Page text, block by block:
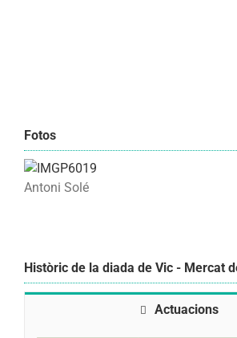
Fotos
Antoni Solé
Històric de la diada de Vic - Mercat
Actuacions